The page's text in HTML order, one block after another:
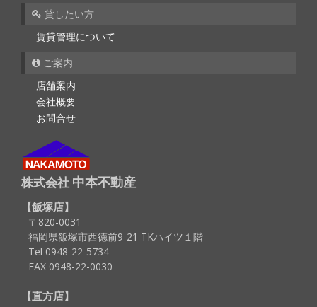
貸したい方
賃貸管理について
ご案内
店舗案内
会社概要
お問合せ
株式会社 中本不動産
飯塚店
〒820-0031
福岡県飯塚市西徳前9-21 TKハイツ１階
Tel 0948-22-5734
FAX 0948-22-0030
直方店